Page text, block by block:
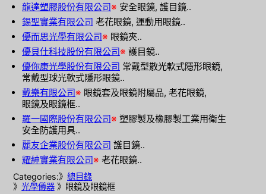
龍達塑膠股份有限公司※ 安全眼鏡, 護目鏡..
錫聖實業有限公司 老花眼鏡, 運動用眼鏡..
優而思光學有限公司※ 眼鏡夾..
優貝仕科技股份有限公司※ 護目鏡..
優你康光學股份有限公司 常戴型散光軟式隱形眼鏡,
常戴型球光軟式隱形眼鏡..
戴樂有限公司※ 眼鏡套及眼鏡附屬品, 老花眼鏡,
眼鏡及眼鏡框..
羅一國際股份有限公司※ 塑膠製及橡膠製工業用衛生
安全防護用具..
麗友企業股份有限公司 護目鏡..
耀紳實業有限公司※ 老花眼鏡..
Categories:》 總目錄
》 光學儀器 》眼鏡及眼鏡框